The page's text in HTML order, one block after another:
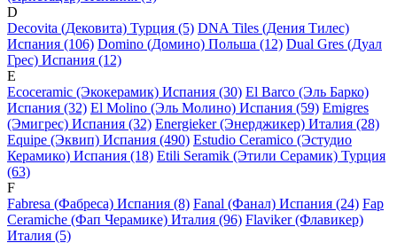
D
Decovita (Дековита) Турция (5) DNA Tiles (Дения Тилес)
Испания (106) Domino (Домино) Польша (12) Dual Gres (Дуал
Грес) Испания (12)
E
Ecoceramic (Экокерамик) Испания (30) El Barco (Эль Барко)
Испания (32) El Molino (Эль Молино) Испания (59) Emigres
(Эмигрес) Испания (32) Energieker (Энерджикер) Италия (28)
Equipe (Эквип) Испания (490) Estudio Ceramico (Эстудио
Керамико) Испания (18) Etili Seramik (Этили Серамик) Турция
(63)
F
Fabresa (Фабреса) Испания (8) Fanal (Фанал) Испания (24) Fap
Ceramiche (Фап Черамике) Италия (96) Flaviker (Флавикер)
Италия (5)